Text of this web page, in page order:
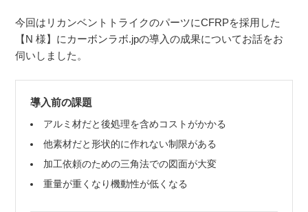
今回はリカンベントトライクのパーツにCFRPを採用した
【N 様】にカーボンラボ.jpの導入の成果についてお話をお
伺いしました。
導入前の課題
アルミ材だと後処理を含めコストがかかる
他素材だと形状的に作れない制限がある
加工依頼のための三角法での図面が大変
重量が重くなり機動性が低くなる